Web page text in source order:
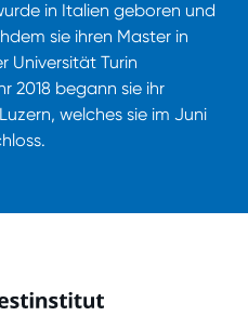
in Italien geboren und
sie ihren Master in
Universität Turin
2018 begann sie ihr
welches sie im Juni